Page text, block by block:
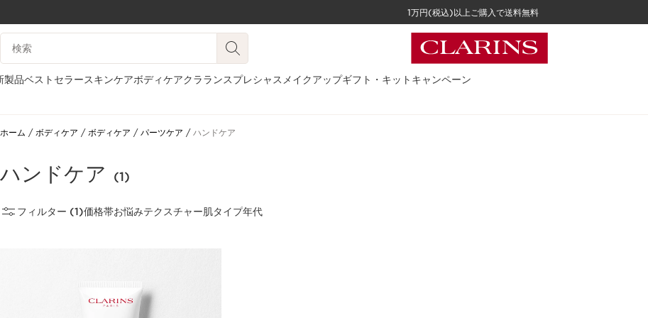
コンテンツへ移動
1万円(税込)以上ご購入で送料無料
検索候補
製品ベストセラースキンケアボディケアクラランスプレシャス メイクアップギフト・キット キャンペーン
ホーム ボディケア ボディケア パーツケア ハンドケア
ハンドケア (1)
フィルター (1)価格帯お悩みテクスチャー肌タイプ年代